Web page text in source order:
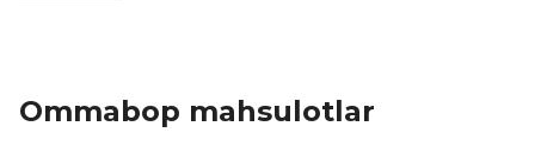
Ommabop mahsulotlar